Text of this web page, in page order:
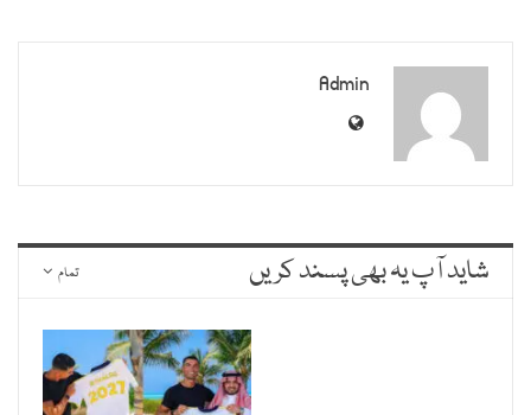
Admin
تمام شاید آپ یہ بھی پسند کریں